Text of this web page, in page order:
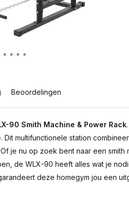
Beoordelingen
90 Smith Machine & Power Rack
multifunctionele station
je nu op zoek bent naar een smith
de WLX-90 heeft alles wat je
deze homegym jou een